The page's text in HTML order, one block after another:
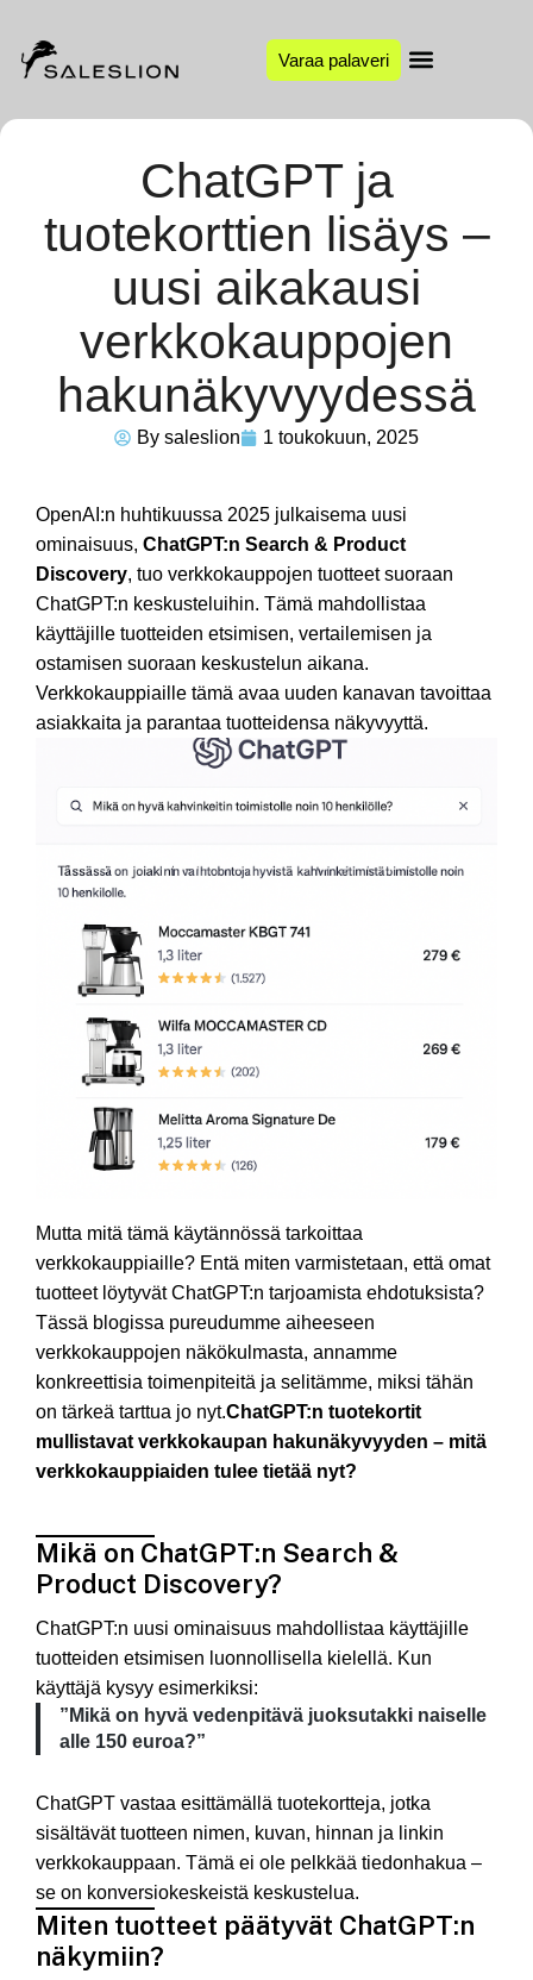
Varaa palaveri
ChatGPT ja
tuotekorttien lisäys –
uusi aikakausi
verkkokauppojen
hakunäkyvyydessä
By saleslion 1 toukokuun, 2025
OpenAI:n huhtikuussa 2025 julkaisema uusi
ominaisuus, ChatGPT:n Search & Product
Discovery, tuo verkkokauppojen tuotteet suoraan
ChatGPT:n keskusteluihin. Tämä mahdollistaa
käyttäjille tuotteiden etsimisen, vertailemisen ja
ostamisen suoraan keskustelun aikana.
Verkkokauppiaille tämä avaa uuden kanavan tavoittaa
asiakkaita ja parantaa tuotteidensa näkyvyyttä.
Mutta mitä tämä käytännössä tarkoittaa
verkkokauppiaille? Entä miten varmistetaan, että omat
tuotteet löytyvät ChatGPT:n tarjoamista ehdotuksista?
Tässä blogissa pureudumme aiheeseen
verkkokauppojen näkökulmasta, annamme
konkreettisia toimenpiteitä ja selitämme, miksi tähän
on tärkeä tarttua jo nyt.ChatGPT:n tuotekortit
mullistavat verkkokaupan hakunäkyvyyden – mitä
verkkokauppiaiden tulee tietää nyt?
Mikä on ChatGPT:n Search &
Product Discovery?
ChatGPT:n uusi ominaisuus mahdollistaa käyttäjille
tuotteiden etsimisen luonnollisella kielellä. Kun
käyttäjä kysyy esimerkiksi:​
”Mikä on hyvä vedenpitävä juoksutakki naiselle
alle 150 euroa?”​
ChatGPT vastaa esittämällä tuotekortteja, jotka
sisältävät tuotteen nimen, kuvan, hinnan ja linkin
verkkokauppaan. Tämä ei ole pelkkää tiedonhakua –
se on konversiokeskeistä keskustelua.​
Miten tuotteet päätyvät ChatGPT:n
näkymiin?